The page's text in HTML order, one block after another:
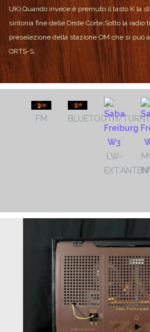
UK).Quando invece è premuto il tasto K la
sintonia fine delle Onde Corte.Sotto la radio
preselezione della stazione OM che si può
ORTS-S.
FM BLUETOOTH/
LW-